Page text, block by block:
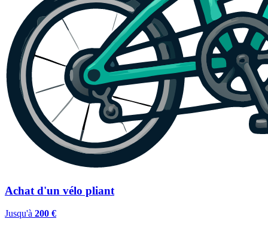
Achat d'un vélo pliant
Jusqu'à 200 €